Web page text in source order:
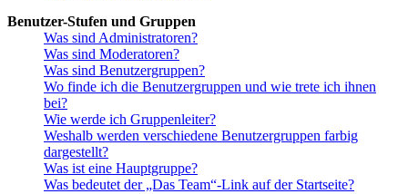
Benutzer-Stufen und Gruppen
Was sind Administratoren?
Was sind Moderatoren?
Was sind Benutzergruppen?
Wo finde ich die Benutzergruppen und wie trete ich ihnen
bei?
Wie werde ich Gruppenleiter?
Weshalb werden verschiedene Benutzergruppen farbig
dargestellt?
Was ist eine Hauptgruppe?
Was bedeutet der „Das Team“-Link auf der Startseite?